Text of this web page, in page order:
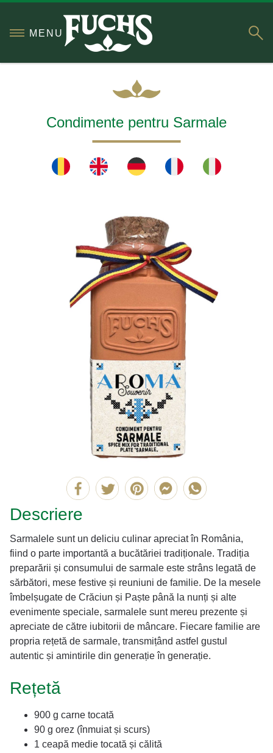
MENU
Condimente pentru Sarmale
Descriere
Sarmalele sunt un deliciu culinar apreciat în România,
fiind o parte importantă a bucătăriei tradiționale. Tradiția
preparării și consumului de sarmale este strâns legată de
sărbători, mese festive și reuniuni de familie. De la mesele
îmbelșugate de Crăciun și Paște până la nunți și alte
evenimente speciale, sarmalele sunt mereu prezente și
apreciate de către iubitorii de mâncare. Fiecare familie are
propria rețetă de sarmale, transmițând astfel gustul
autentic și amintirile din generație în generație.
Rețetă
900 g carne tocată
90 g orez (înmuiat și scurs)
1 ceapă medie tocată și călită